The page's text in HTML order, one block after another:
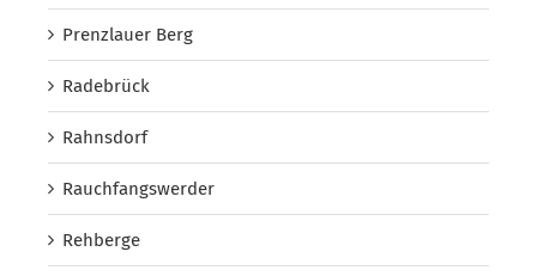
Prenzlauer Berg
Radebrück
Rahnsdorf
Rauchfangswerder
Rehberge